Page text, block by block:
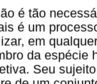
é tão
é um
em
da espécie
Seu